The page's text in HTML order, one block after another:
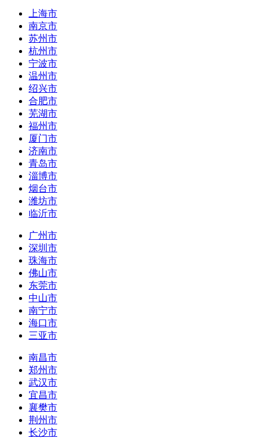
上海市
南京市
苏州市
杭州市
宁波市
温州市
绍兴市
合肥市
芜湖市
福州市
厦门市
济南市
青岛市
淄博市
烟台市
潍坊市
临沂市
广州市
深圳市
珠海市
佛山市
东莞市
中山市
南宁市
海口市
三亚市
南昌市
郑州市
武汉市
宜昌市
襄樊市
荆州市
长沙市